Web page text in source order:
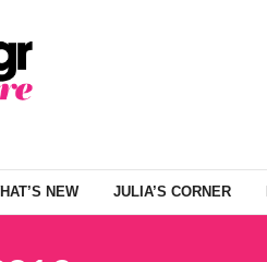
NEW JULIA’S CORNER